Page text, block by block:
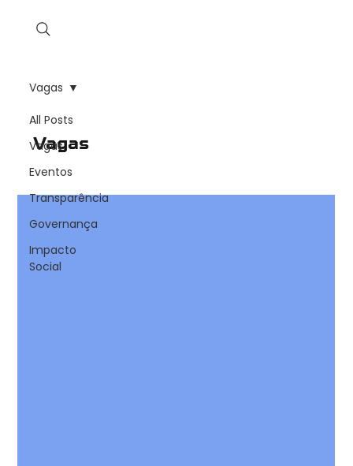
All Posts
Vagas
Eventos
Transparência
Governança
Impacto
Social
Vagas
Vagas